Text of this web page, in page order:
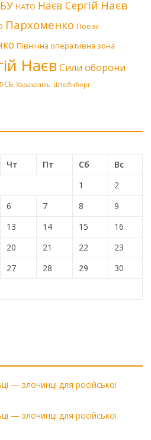
НАТО Наєв Сергій Наєв
Пархоменко Поезії
Північна оперативна зона
Наєв Сили оборони
Харахаліль Штейнберг
Чт Пт Сб
Вс
1
2
6 7 8
9
13 14 15
16
20 21 22
23
27 28 29
30
— злочинці для російської
— злочинці для російської